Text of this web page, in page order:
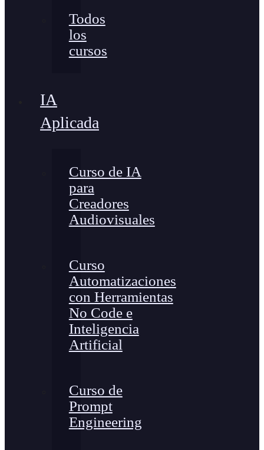
Todos
los
cursos
IA
Aplicada
Curso de IA
para
Creadores
Audiovisuales
Curso
Automatizaciones
con Herramientas
No Code e
Inteligencia
Artificial
Curso de
Prompt
Engineering